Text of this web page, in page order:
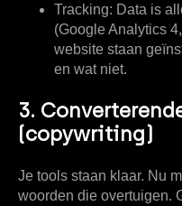
Tracking: Data is
(Google Analytics
website staan
en wat niet.
3.
(copywriting)
Je tools staan klaar. Nu
woorden die overtuigen.